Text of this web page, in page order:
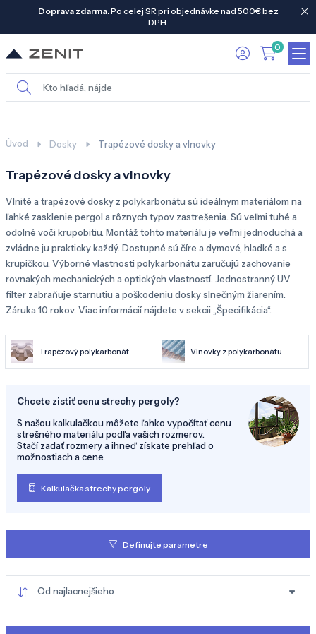
Doprava zdarma.Po celej SR pri objednávke nad 500€ bez
DPH.
0
Úvod Dosky Trapézové dosky a vlnovky
Trapézové dosky a vlnovky
Vlnité a trapézové dosky z polykarbonátu sú ideálnym materiálom na
ľahké zasklenie pergol a rôznych typov zastrešenia. Sú veľmi tuhé a
odolné voči krupobitiu. Montáž tohto materiálu je veľmi jednoduchá a
zvládne ju prakticky každý. Dostupné sú číre a dymové, hladké a s
krupičkou. Výborné vlastnosti polykarbonátu zaručujú zachovanie
rovnakých mechanických a optických vlastností. Jednostranný UV
filter zabraňuje starnutiu a poškodeniu dosky slnečným žiarením.
Záruka 10 rokov. Viac informácií nájdete v sekcii „Špecifikácia“.
Trapézový polykarbonát Vlnovky z polykarbonátu
Chcete zistiť cenu strechy pergoly?
S našou kalkulačkou môžete ľahko vypočítať cenu
strešného materiálu podľa vašich rozmerov.
Stačí zadať rozmery a ihneď získate prehľad o
možnostiach a cene.
Kalkulačka strechy pergoly
Definujte parametre
Od najlacnejšieho